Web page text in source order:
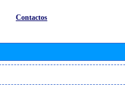
Contactos